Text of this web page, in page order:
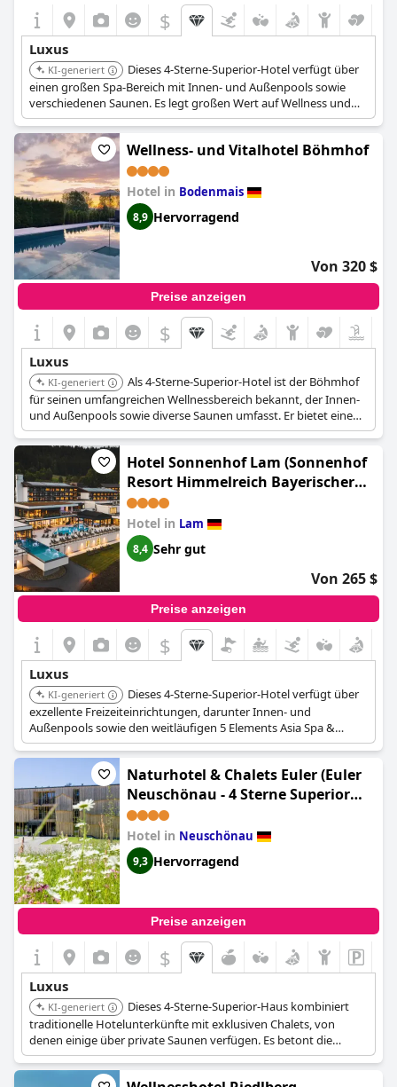
$
Luxus
KI-generiert
Dieses 4-Sterne-Superior-Hotel verfügt über
einen großen Spa-Bereich mit Innen- und Außenpools sowie
verschiedenen Saunen. Es legt großen Wert auf Wellness und
Entspannung und bietet eine umfassende Palette an
Einrichtungen, die auf Verjüngung und Komfort ausgelegt sind.
Wellness- und Vitalhotel Böhmhof
Hotel in Bodenmais
8,9 Hervorragend
Von 320 $
Preise anzeigen
$
Luxus
KI-generiert
Als 4-Sterne-Superior-Hotel ist der Böhmhof
für seinen umfangreichen Wellnessbereich bekannt, der Innen-
und Außenpools sowie diverse Saunen umfasst. Er bietet eine
breite Palette an Wellnessanwendungen und somit ein
komplettes Erlebnis für Gäste, die Vitalität und Entspannung
Hotel Sonnenhof Lam (Sonnenhof
Resort Himmelreich Bayerischer
Wald)
Hotel in Lam
8,4 Sehr gut
Von 265 $
Preise anzeigen
$
Luxus
KI-generiert
Dieses 4-Sterne-Superior-Hotel verfügt über
exzellente Freizeiteinrichtungen, darunter Innen- und
Außenpools sowie den weitläufigen 5 Elements Asia Spa &
Lifestyle Bereich mit 6 Pools, 8 Saunen und 5 Ruheräumen.
Naturhotel & Chalets Euler (Euler
Neuschönau - 4 Sterne Superior
Hotel)
Hotel in Neuschönau
9,3 Hervorragend
Preise anzeigen
$
Luxus
KI-generiert
Dieses 4-Sterne-Superior-Haus kombiniert
traditionelle Hotelunterkünfte mit exklusiven Chalets, von
denen einige über private Saunen verfügen. Es betont die
Verbindung zur Natur und bietet einen eigenen Wellnessbereich
mit Innenpool und Saunen, was ein vielseitiges Luxuserlebnis